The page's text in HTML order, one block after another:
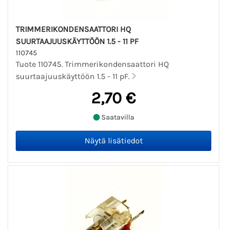
TRIMMERIKONDENSAATTORI HQ
SUURTAAJUUSKÄYTTÖÖN 1.5 - 11 PF
110745
Tuote 110745. Trimmerikondensaattori HQ
suurtaajuuskäyttöön 1.5 - 11 pF.
2,70 €
Saatavilla